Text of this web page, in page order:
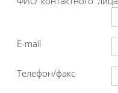
E-mail
Телефон/факс